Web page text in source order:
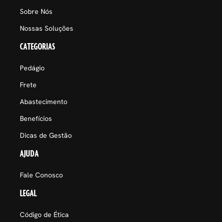
Sobre Nós
Nossas Soluções
CATEGORIAS
Pedágio
Frete
Abastecimento
Benefícios
Dicas de Gestão
AJUDA
Fale Conosco
LEGAL
Código de Ética